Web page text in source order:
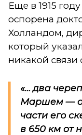
Еще в 1915
оспорена
Холландом,
который
никакой связи
«… два
Маршем —
части его
в 650 км от